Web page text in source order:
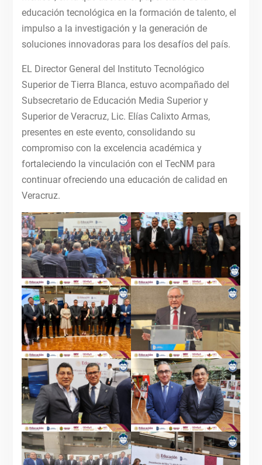
educación tecnológica en la formación de talento, el
impulso a la investigación y la generación de
soluciones innovadoras para los desafíos del país.
EL Director General del Instituto Tecnológico
Superior de Tierra Blanca, estuvo acompañado del
Subsecretario de Educación Media Superior y
Superior de Veracruz, Lic. Elías Calixto Armas,
presentes en este evento, consolidando su
compromiso con la excelencia académica y
fortaleciendo la vinculación con el TecNM para
continuar ofreciendo una educación de calidad en
Veracruz.